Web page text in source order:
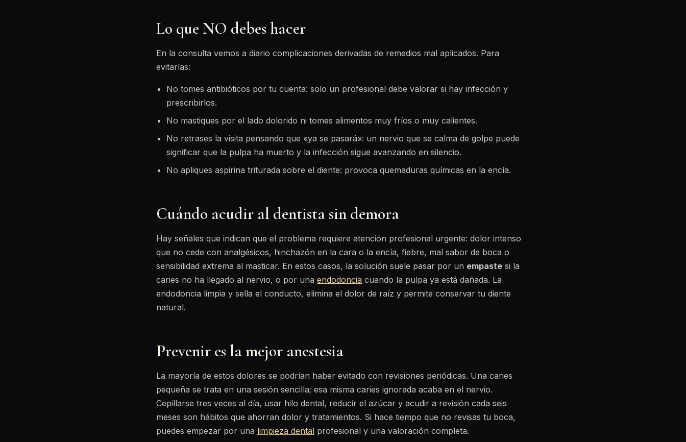
Lo que NO debes hacer
En la consulta vemos a diario complicaciones derivadas de remedios mal aplicados. Para
evitarlas:
No tomes antibióticos por tu cuenta: solo un profesional debe valorar si hay infección y
prescribirlos.
No mastiques por el lado dolorido ni tomes alimentos muy fríos o muy calientes.
No retrases la visita pensando que «ya se pasará»: un nervio que se calma de golpe puede
significar que la pulpa ha muerto y la infección sigue avanzando en silencio.
No apliques aspirina triturada sobre el diente: provoca quemaduras químicas en la encía.
Cuándo acudir al dentista sin demora
Hay señales que indican que el problema requiere atención profesional urgente: dolor intenso
que no cede con analgésicos, hinchazón en la cara o la encía, fiebre, mal sabor de boca o
sensibilidad extrema al masticar. En estos casos, la solución suele pasar por un empaste si la
caries no ha llegado al nervio, o por una endodoncia cuando la pulpa ya está dañada. La
endodoncia limpia y sella el conducto, elimina el dolor de raíz y permite conservar tu diente
natural.
Prevenir es la mejor anestesia
La mayoría de estos dolores se podrían haber evitado con revisiones periódicas. Una caries
pequeña se trata en una sesión sencilla; esa misma caries ignorada acaba en el nervio.
Cepillarse tres veces al día, usar hilo dental, reducir el azúcar y acudir a revisión cada seis
meses son hábitos que ahorran dolor y tratamientos. Si hace tiempo que no revisas tu boca,
puedes empezar por una limpieza dental profesional y una valoración completa.